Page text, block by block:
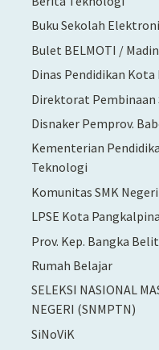
Buku Sekolah
Bulet BELMOTI /
Dinas Pendidikan
Direktorat Pembinaan
Disnaker Pemprov.
Kementerian
Teknologi
Komunitas SMK
LPSE Kota
Prov. Kep. Bangka
Rumah Belajar
SELEKSI NASIONAL
NEGERI (SNMPTN)
SiNoViK